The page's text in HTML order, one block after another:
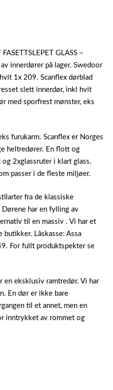
GLASS –
innerdører på lager. Swedoor
1x 209. Scanflex dørblad
slett innerdør, inkl hvit
med sporfrest mønster, eks
furukarm. Scanflex er Norges
heltredører. En flott og
2xglassruter i klart glass.
passer i de fleste miljøer.
fra de klassiske
har en fylling av
til en massiv . Vi har et
Låskasse: Assa
For fullt produktspekter se
en eksklusiv ramtredør. Vi har
En dør er ikke bare
til et annet, men en
inntrykket av rommet og